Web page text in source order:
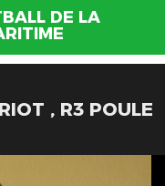
DE LA
, R3 POULE